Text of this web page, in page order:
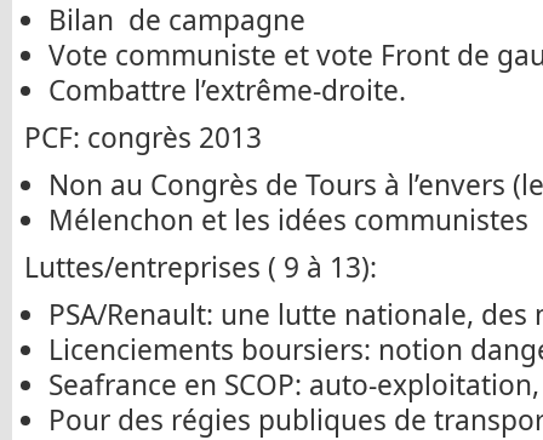
Bilan de campagne
Vote communiste et vote Front de
Combattre l’extrême-droite.
PCF: congrès 2013
Non au Congrès de Tours à l’envers
Mélenchon et les idées communistes
Luttes/entreprises ( 9 à 13):
PSA/Renault: une lutte nationale,
Licenciements boursiers: notion
Seafrance en SCOP: auto-
Pour des régies publiques de